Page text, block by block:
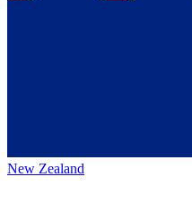
New Zealand